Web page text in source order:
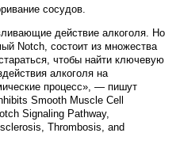
сосудов.
действие алкоголя. Но
Notch, состоит из множества
чтобы найти ключевую
алкоголя на
процесс», — пишут
Smooth Muscle Cell
Signaling Pathway,
Thrombosis, and